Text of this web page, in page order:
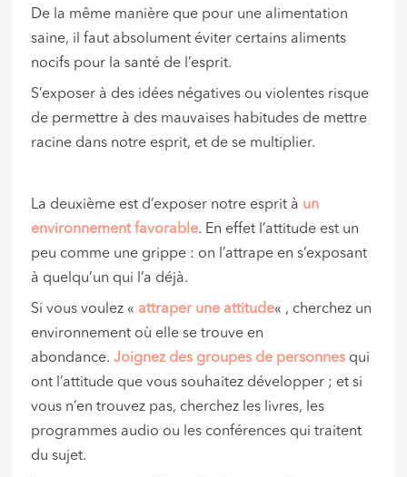
De la même manière que pour une alimentation
saine, il faut absolument éviter certains aliments
nocifs pour la santé de l’esprit.
S’exposer à des idées négatives ou violentes risque
de permettre à des mauvaises habitudes de mettre
racine dans notre esprit, et de se multiplier.
La deuxième est d’exposer notre esprit à un
environnement favorable. En effet l’attitude est un
peu comme une grippe : on l’attrape en s’exposant
à quelqu’un qui l’a déjà.
Si vous voulez « attraper une attitude« , cherchez un
environnement où elle se trouve en
abondance.Joignez des groupes de personnes qui
ont l’attitude que vous souhaitez développer ; et si
vous n’en trouvez pas, cherchez les livres, les
programmes audio ou les conférences qui traitent
du sujet.